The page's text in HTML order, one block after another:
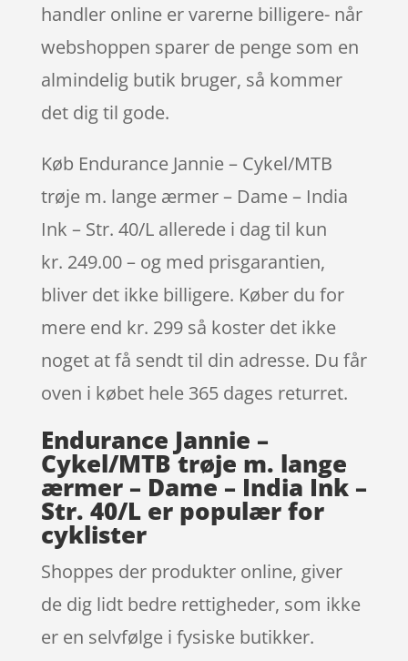
handler online er varerne billigere- når
webshoppen sparer de penge som en
almindelig butik bruger, så kommer
det dig til gode.
Køb Endurance Jannie – Cykel/MTB
trøje m. lange ærmer – Dame – India
Ink – Str. 40/L allerede i dag til kun
kr. 249.00 – og med prisgarantien,
bliver det ikke billigere. Køber du for
mere end kr. 299 så koster det ikke
noget at få sendt til din adresse. Du får
oven i købet hele 365 dages returret.
Endurance Jannie –
Cykel/MTB trøje m. lange
ærmer – Dame – India Ink –
Str. 40/L er populær for
cyklister
Shoppes der produkter online, giver
de dig lidt bedre rettigheder, som ikke
er en selvfølge i fysiske butikker.